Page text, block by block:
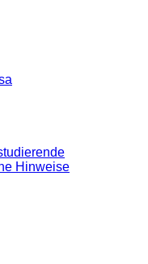
Hinweise